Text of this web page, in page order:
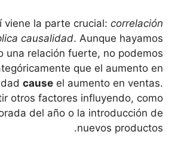
⁢viene la parte crucial: correlación
‍causalidad. Aunque hayamos
una relación fuerte, no podemos
que el aumento⁤ en
cause el aumento en ventas.‍
otros factores influyendo, como
del ⁣año‌ o⁤ la ⁢introducción de
nuevos productos.